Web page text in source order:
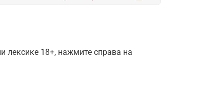
лексике 18+, нажмите справа на